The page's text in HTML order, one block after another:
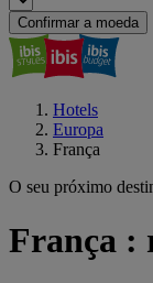
Confirmar a moeda
Hotels
Europa
França
O seu próximo
França :